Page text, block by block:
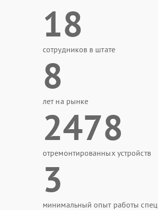
18
сотрудников в штате
8
лет на рынке
2478
отремонтированных устройств
3
минимальный опыт работы